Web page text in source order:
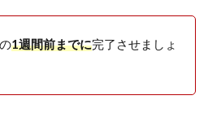
1週間前までに完了させましょ